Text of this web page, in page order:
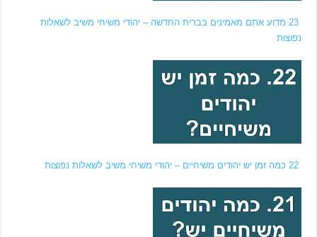
23 מדוע אתם מאמינים בברית החדשה – יהודי משיחי משיב לשאלות
נפוצות
22 כמה זמן יש יהודים משיחיים – יהודי משיחי משיב לשאלות נפוצות